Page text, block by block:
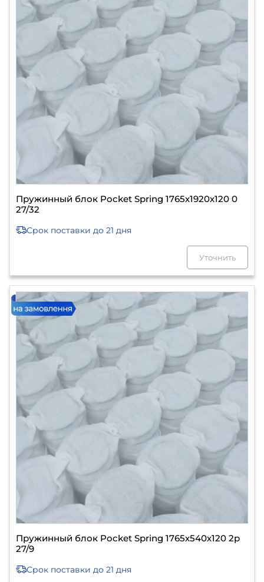
Пружинный блок Pocket Spring 1765х1920х120 0
27/32
Срок поставки до 21 дня
Уточнить
Пружинный блок Pocket Spring 1765х540х120 2р
27/9
Срок поставки до 21 дня